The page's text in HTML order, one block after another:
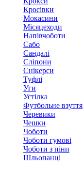
Кросівки
Мокасини
Місяцеходи
Напівчоботи
Сабо
Сандалі
Сліпони
Снікерси
Туфлі
Уги
Устілка
Футбольне взуття
Черевики
Чешки
Чоботи
Чоботи гумові
Чоботи з піни
Шльопанці